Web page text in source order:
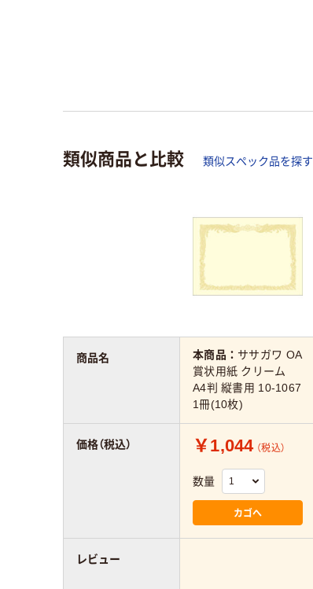
類似商品と比較 類似スペック品を探す
本商品： ササガワ OA
賞状用紙 クリーム
A4判 縦書用 10-1067
1冊(10枚)
￥1,044 （税込）
数量
カゴへ
商品名
価格（税込）
レビュー